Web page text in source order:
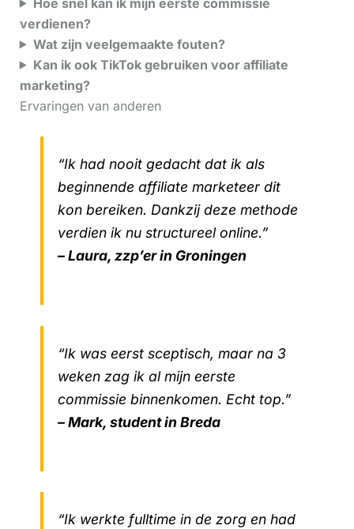
verdienen?
Wat zijn veelgemaakte fouten?
Kan ik ook TikTok gebruiken voor affiliate
marketing?
Ervaringen van anderen
“Ik had nooit gedacht dat ik als
beginnende affiliate marketeer dit
kon bereiken. Dankzij deze methode
verdien ik nu structureel online.”
– Laura, zzp’er in Groningen
“Ik was eerst sceptisch, maar na 3
weken zag ik al mijn eerste
commissie binnenkomen. Echt top.”
– Mark, student in Breda
“Ik werkte fulltime in de zorg en had